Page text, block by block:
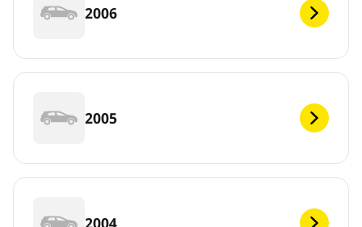
2006
2005
2004